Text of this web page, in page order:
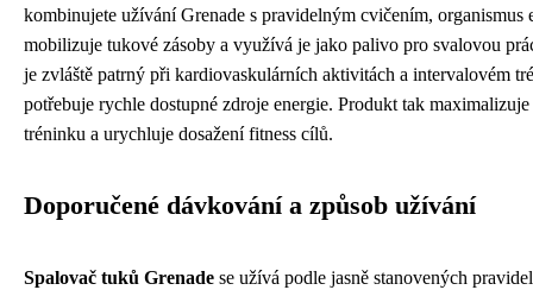
kombinujete užívání Grenade s pravidelným cvičením, organismus
mobilizuje tukové zásoby a využívá je jako palivo pro svalovou
je zvláště patrný při kardiovaskulárních aktivitách a intervalovém
potřebuje rychle dostupné zdroje energie. Produkt tak
tréninku a urychluje dosažení fitness cílů.
Doporučené dávkování a způsob užívání
Spalovač tuků Grenade se užívá podle jasně stanovených